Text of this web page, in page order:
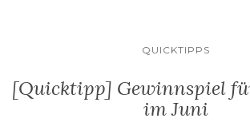
QUICKTIPPS
[Quicktipp] Gewinnspiel
im Juni